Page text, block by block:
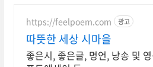
https://feelpoem.com 광고
따뜻한 세상 시마을
좋은시, 좋은글, 명언, 낭송 및